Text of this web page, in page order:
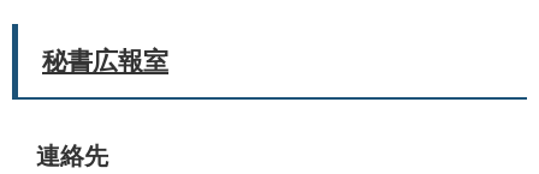
秘書広報室
連絡先